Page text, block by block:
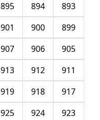
893
894
895
899
900
901
905
906
907
911
912
913
917
918
919
923
924
925